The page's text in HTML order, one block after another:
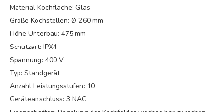
Material Kochfläche: Glas
Größe Kochstellen: Ø 260 mm
Höhe Unterbau: 475 mm
Schutzart: IPX4
Spannung: 400 V
Typ: Standgerät
Anzahl Leistungsstufen: 10
Geräteanschluss: 3 NAC